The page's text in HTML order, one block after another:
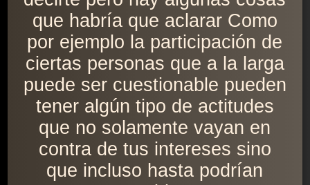
que habría que aclarar Como
por ejemplo la participación de
ciertas personas que a la larga
puede ser cuestionable pueden
tener algún tipo de actitudes
que no solamente vayan en
contra de tus intereses sino
que incluso hasta podrían